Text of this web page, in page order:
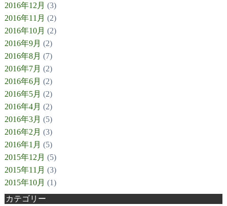
2016年12月 (3)
2016年11月 (2)
2016年10月 (2)
2016年9月 (2)
2016年8月 (7)
2016年7月 (2)
2016年6月 (2)
2016年5月 (2)
2016年4月 (2)
2016年3月 (5)
2016年2月 (3)
2016年1月 (5)
2015年12月 (5)
2015年11月 (3)
2015年10月 (1)
カテゴリー